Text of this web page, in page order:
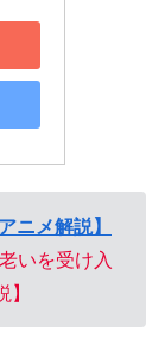
ニメ解説】
いを受け入